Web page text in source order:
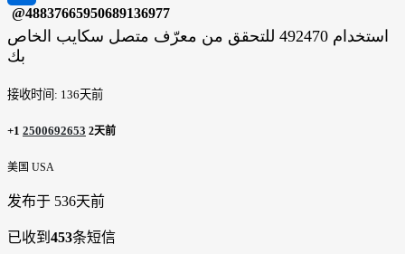
@48837665950689136977
استخدام 492470 للتحقق من معرّف متصل سكايب الخاص
بك
接收时间: 136天前
+1 2500692653 2天前
美国 USA
发布于 536天前
已收到 453条短信